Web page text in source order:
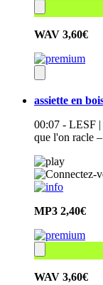
WAV 3,60€
assiette en
00:07 - LESF |
que l'on racle
MP3 2,40€
WAV 3,60€